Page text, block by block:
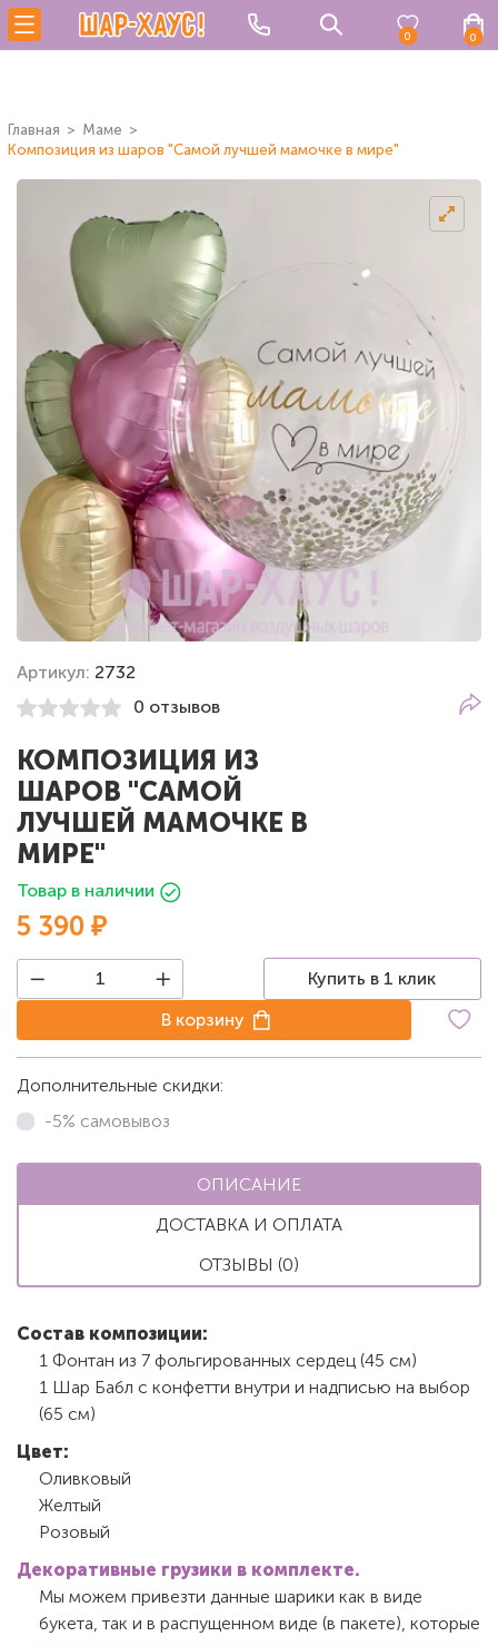
0 0
Главная
Маме
Композиция из шаров "Самой лучшей мамочке в мире"
Артикул: 2732
0 отзывов
КОМПОЗИЦИЯ ИЗ
ШАРОВ "САМОЙ
ЛУЧШЕЙ МАМОЧКЕ В
МИРЕ"
Товар в наличии
5 390 ₽
Купить в 1 клик
В корзину
Дополнительные скидки:
-5% самовывоз
ОПИСАНИЕ
ДОСТАВКА И ОПЛАТА
ОТЗЫВЫ (0)
Состав композиции:
1 Фонтан из 7 фольгированных сердец (45 см)
1 Шар Бабл с конфетти внутри и надписью на выбор
(65 см)
Цвет:
Оливковый
Желтый
Розовый
Декоративные грузики в комплекте.
Мы можем привезти данные шарики как в виде
букета, так и в распущенном виде (в пакете), которые